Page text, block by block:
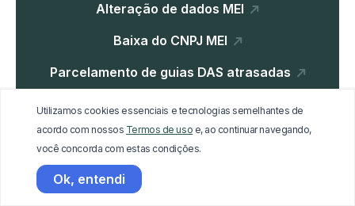
Alteração de dados MEI
Baixa do CNPJ MEI
Parcelamento de guias DAS atrasadas
Certificado Digital e-CNPJ A1
Parcelamento Dívida Ativa
Utilizamos cookies essenciais e tecnologias semelhantes de
acordo com nossos Termos de uso e, ao continuar navegando,
você concorda com estas condições.
Ok, entendi